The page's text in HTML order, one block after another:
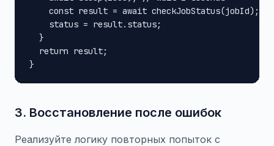
    const result = await checkJobStatus(jobId);
    status = result.status;
  }
  return result;
}
3. Восстановление после ошибок
Реализуйте логику повторных попыток с